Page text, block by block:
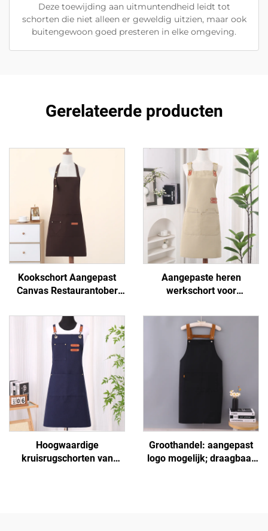
Deze toewijding aan uitmuntendheid leidt tot
schorten die niet alleen er geweldig uitzien, maar ook
buitengewoon goed presteren in elke omgeving.
Gerelateerde producten
Kookschort Aangepast
Canvas Restaurantober
Basismodel Goedkoop
Biologisch Schilders
Keukenschort
Aangepaste heren
werkschort voor
van canvas, met zakken
voor BBQ
Hoogwaardige
kruisrugschorten van
Groothandel: aangepast
logo mogelijk; draagbaar